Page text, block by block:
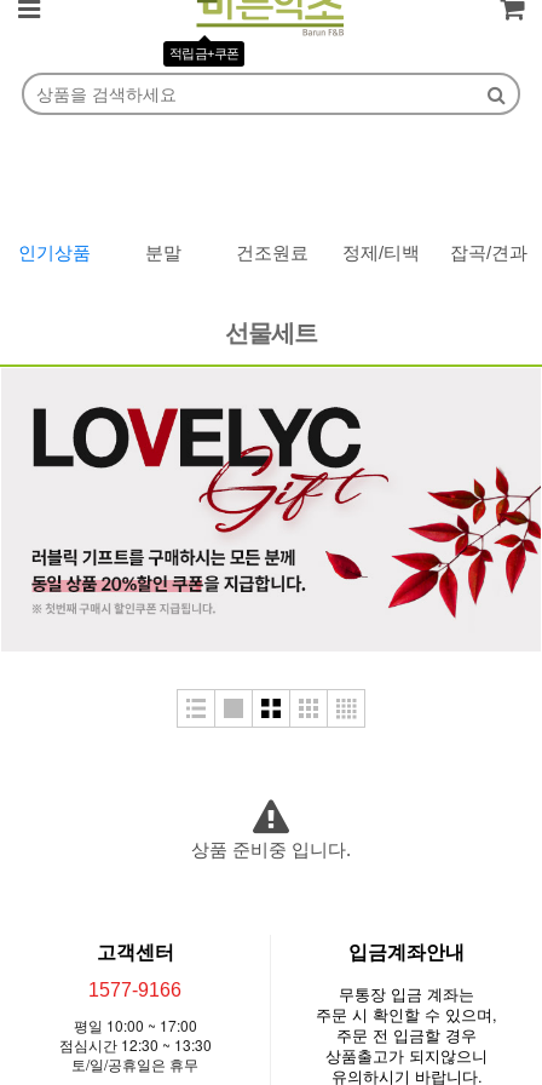
회원가입
적립금+쿠폰
주문조회 마이페이지
인기상품 분말 건조원료 정제/티백 잡곡/견과
선물세트
상품 준비중 입니다.
고객센터
1577-9166
평일 10:00 ~ 17:00
점심시간 12:30 ~ 13:30
토/일/공휴일은 휴무
입금계좌안내
무통장 입금 계좌는
주문 시 확인할 수 있으며,
주문 전 입금할 경우
상품출고가 되지않으니
유의하시기 바랍니다.